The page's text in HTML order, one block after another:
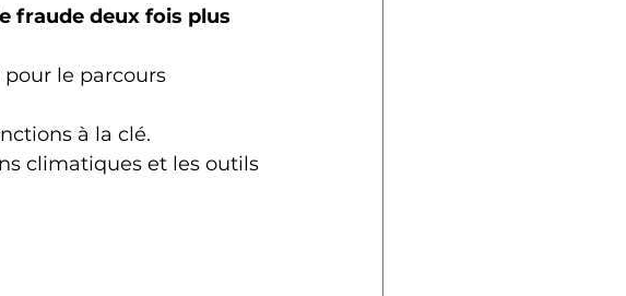
fraude deux fois plus
pour le parcours
à la clé.
climatiques et les outils